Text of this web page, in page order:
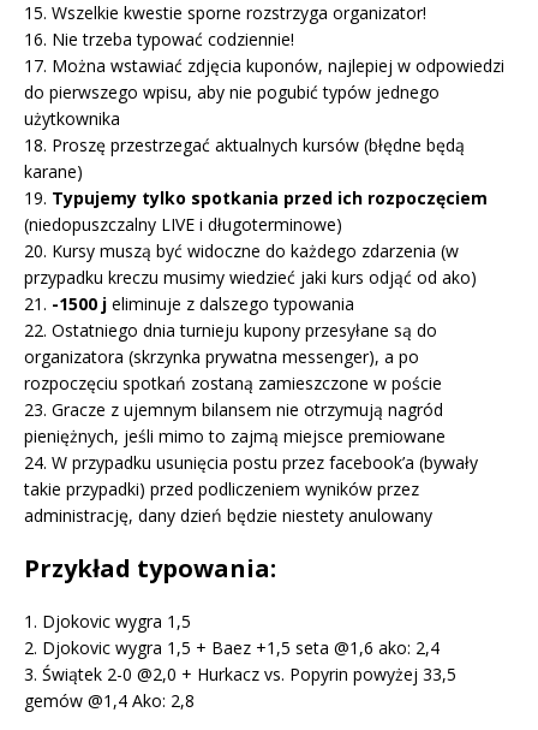
15. Wszelkie kwestie sporne rozstrzyga organizator!
16. Nie trzeba typować codziennie!
17. Można wstawiać zdjęcia kuponów, najlepiej w odpowiedzi
do pierwszego wpisu, aby nie pogubić typów jednego
użytkownika
18. Proszę przestrzegać aktualnych kursów (błędne będą
karane)
19. Typujemy tylko spotkania przed ich rozpoczęciem
(niedopuszczalny LIVE i długoterminowe)
20. Kursy muszą być widoczne do każdego zdarzenia (w
przypadku kreczu musimy wiedzieć jaki kurs odjąć od ako)
21. -1500 j eliminuje z dalszego typowania
22. Ostatniego dnia turnieju kupony przesyłane są do
organizatora (skrzynka prywatna messenger), a po
rozpoczęciu spotkań zostaną zamieszczone w poście
23. Gracze z ujemnym bilansem nie otrzymują nagród
pieniężnych, jeśli mimo to zajmą miejsce premiowane
24. W przypadku usunięcia postu przez facebook’a (bywały
takie przypadki) przed podliczeniem wyników przez
administrację, dany dzień będzie niestety anulowany
Przykład typowania:
1. Djokovic wygra 1,5
2. Djokovic wygra 1,5 + Baez +1,5 seta @1,6 ako: 2,4
3. Świątek 2-0 @2,0 + Hurkacz vs. Popyrin powyżej 33,5
gemów @1,4 Ako: 2,8